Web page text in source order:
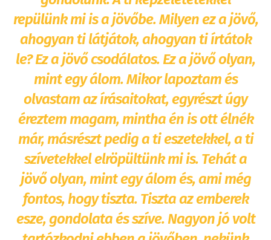
repülünk mi is a jövőbe. Milyen ez a jövő,
ahogyan ti látjátok, ahogyan ti írtátok
le? Ez a jövő csodálatos. Ez a jövő olyan,
mint egy álom. Mikor lapoztam és
olvastam az írásaitokat, egyrészt úgy
éreztem magam, mintha én is ott élnék
már, másrészt pedig a ti eszetekkel, a ti
szívetekkel elröpültünk mi is. Tehát a
jövő olyan, mint egy álom és, ami még
fontos, hogy tiszta. Tiszta az emberek
esze, gondolata és szíve. Nagyon jó volt